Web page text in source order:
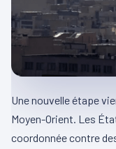
Une nouvelle étape
Moyen-Orient. Les
coordonnée contre